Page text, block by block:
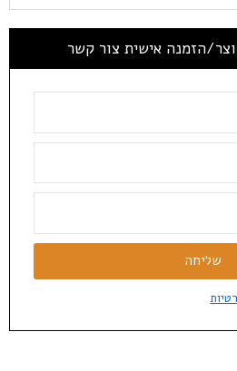
הזמנה אישית צור קשר
שליחה